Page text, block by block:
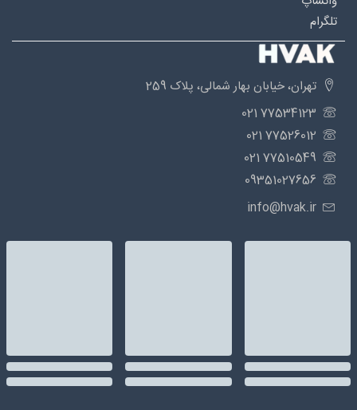
تلگرام
تهران، خیابان بهار شمالی، پلاک 259
77534123 021
77526012 021
77510549 021
09351027656
info@hvak.ir